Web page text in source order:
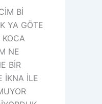
Bİ
YA GÖTE
KOCA
NE
BİR
İKNA İLE